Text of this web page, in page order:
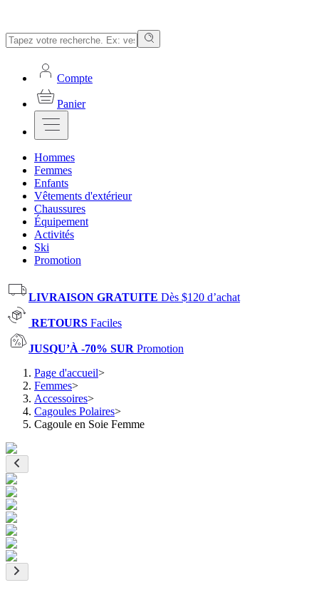
Compte
Panier
Hommes
Femmes
Enfants
Vêtements d'extérieur
Chaussures
Équipement
Activités
Ski
Promotion
LIVRAISON GRATUITE Dès $120 d’achat
RETOURS Faciles
JUSQU’À -70% SUR Promotion
Page d'accueil>
Femmes>
Accessoires>
Cagoules Polaires>
Cagoule en Soie Femme